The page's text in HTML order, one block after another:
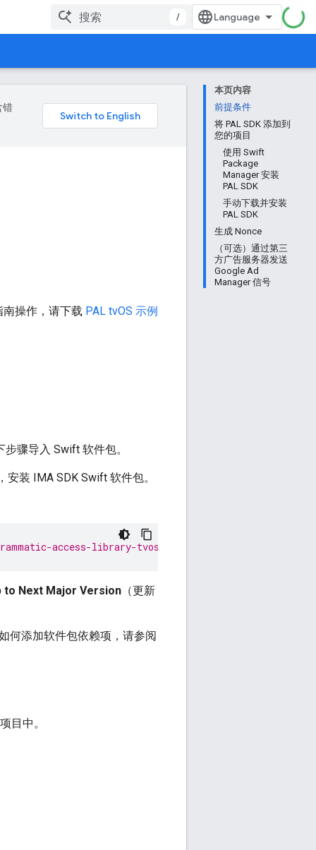
/
本页内容
前提条件
将 PAL SDK 添加到
您的项目
使用 Swift
Package
Manager 安装
PAL SDK
手动下载并安装
PAL SDK
生成 Nonce
（可选）通过第三
方广告服务器发送
Google Ad
Manager 信号
错
操作，请下载 PAL tvOS 示例
骤导入 Swift 软件包。
安装 IMA SDK Swift 软件包。
access-library-tvos
to Next Major Version （更新
何添加软件包依赖项，请参阅
目中。